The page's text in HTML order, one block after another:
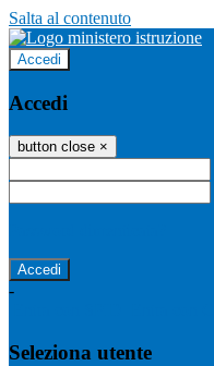
Salta al contenuto
Accedi
Accedi
button close ×
-
Seleziona utente